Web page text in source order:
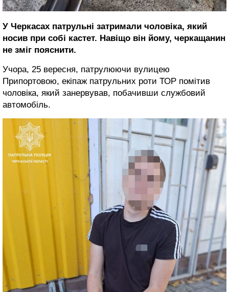
У Черкасах патрульні затримали чоловіка, який
носив при собі кастет. Навіщо він йому, черкащанин
не зміг пояснити.
Учора, 25 вересня, патрулюючи вулицею
Припортовою, екіпаж патрульних роти ТОР помітив
чоловіка, який занервував, побачивши службовий
автомобіль.